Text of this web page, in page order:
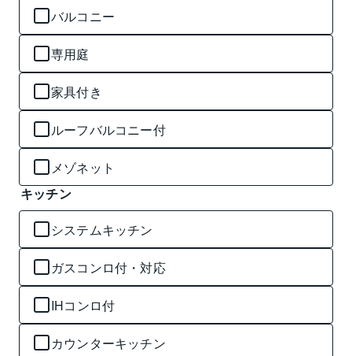
バルコニー
専用庭
家具付き
ルーフバルコニー付
メゾネット
キッチン
システムキッチン
ガスコンロ付・対応
IHコンロ付
カウンターキッチン